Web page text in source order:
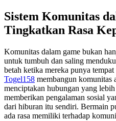
Sistem Komunitas
Tingkatkan Rasa
Komunitas dalam game bukan
untuk tumbuh dan saling
betah ketika mereka punya
Togel158 membangun komunitas
menciptakan hubungan yang
memberikan pengalaman sosial
dari hiburan itu sendiri. Bermain
ada rasa memiliki terhadap